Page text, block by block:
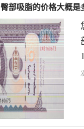
臀部吸脂的价格大概是